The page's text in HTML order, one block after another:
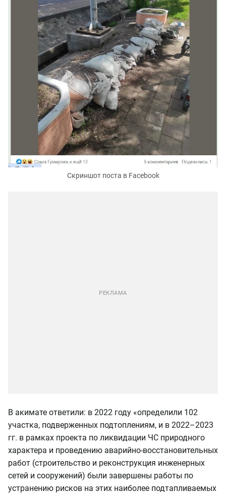
Скриншот поста в Facebook
В акимате ответили: в 2022 году «определили 102
участка, подверженных подтоплениям, и в 2022–2023
гг. в рамках проекта по ликвидации ЧС природного
характера и проведению аварийно-восстановительных
работ (строительство и реконструкция инженерных
сетей и сооружений) были завершены работы по
устранению рисков на этих наиболее подтапливаемых